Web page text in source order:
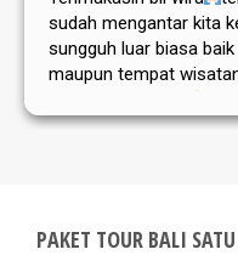
sudah mengantar kita
sungguh luar biasa
maupun tempat
PAKET TOUR BALI